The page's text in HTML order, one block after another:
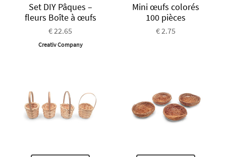
Set DIY Pâques –
fleurs Boîte à œufs
€ 22.65
Creativ Company
Mini œufs colorés
100 pièces
€ 2.75